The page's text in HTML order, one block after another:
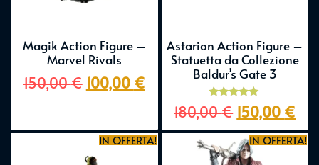
Magik Action Figure –
Marvel Rivals
150,00€ 100,00 €
Astarion Action Figure –
Statuetta da Collezione
Baldur’s Gate 3
Valutato
5.00
180,00€ 150,00 €
IN OFFERTA! IN OFFERTA!